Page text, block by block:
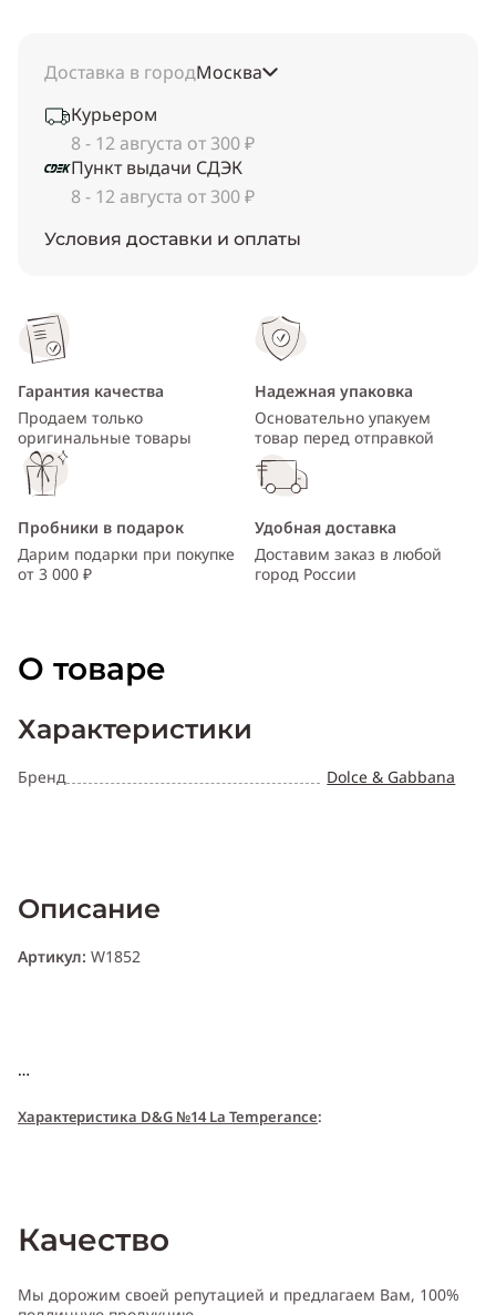
Доставка в городМосква
Курьером
8 - 12 августа от 300 ₽
Пункт выдачи СДЭК
8 - 12 августа от 300 ₽
Условия доставки и оплаты
Гарантия качества
Продаем только
оригинальные товары
Надежная упаковка
Основательно упакуем
товар перед отправкой
Пробники в подарок
Дарим подарки при покупке
от 3 000 ₽
Удобная доставка
Доставим заказ в любой
город России
О товаре
Характеристики
Бренд Dolce & Gabbana
Описание
Артикул: W1852
Характеристика D&G №14 La Temperance:
Качество
Мы дорожим своей репутацией и предлагаем Вам, 100%